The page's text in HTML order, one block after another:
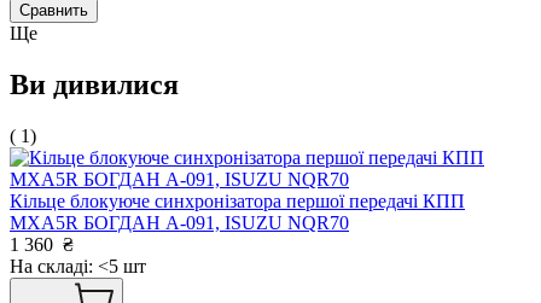
Сравнить
Ще
Ви дивилися
( 1)
Кільце блокуюче синхронізатора першої передачі КПП
MXA5R БОГДАН А-091, ISUZU NQR70
1 360 ₴
На складі: <5 шт